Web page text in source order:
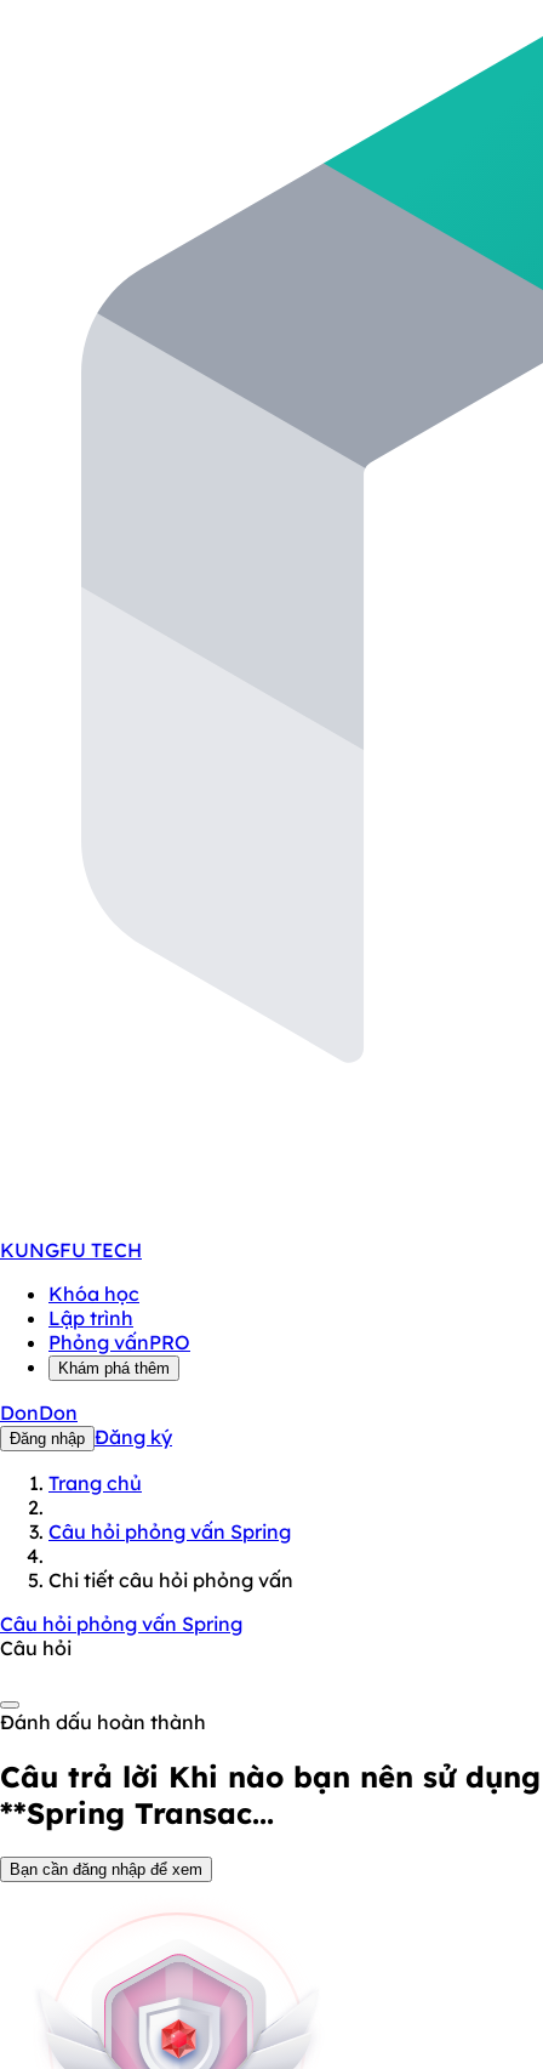
KUNGFU TECH
Khóa học
Lập trình
Phỏng vấnPRO
Khám phá thêm
DonDon
Đăng nhập Đăng ký
Trang chủ
Câu hỏi phỏng vấn Spring
Chi tiết câu hỏi phỏng vấn
Câu hỏi phỏng vấn Spring
Câu hỏi
Đánh dấu hoàn thành
Câu trả lời Khi nào bạn nên sử dụng
**Spring Transac...
Bạn cần đăng nhập để xem